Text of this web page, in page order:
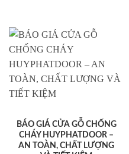
BÁO GIÁ CỬA GỖ CHỐNG
CHÁY HUYPHATDOOR –
AN TOÀN, CHẤT LƯỢNG